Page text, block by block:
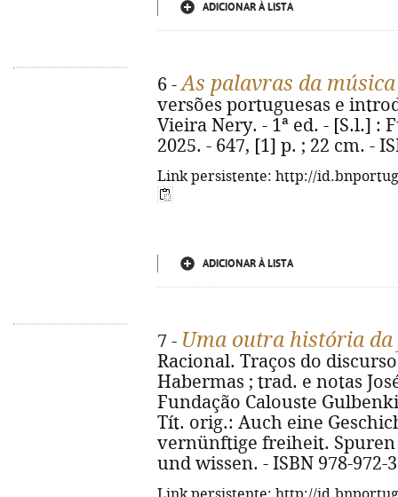
ADICIONAR À LISTA
6 -As palavras da música
versões portuguesas e
Vieira Nery. - 1ª ed. - [S.l.] :
2025. - 647, [1] p. ; 22 cm. -
Link persistente: http://
ADICIONAR À LISTA
7 - Uma outra história
Racional. Traços do
Habermas ; trad. e notas
Fundação Calouste
Tít. orig.: Auch eine
vernünftige freiheit. Spuren
und wissen. - ISBN 978-972-